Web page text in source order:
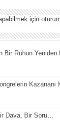
için
Bir Ruhun Yeniden
Dava, Bir Soru…